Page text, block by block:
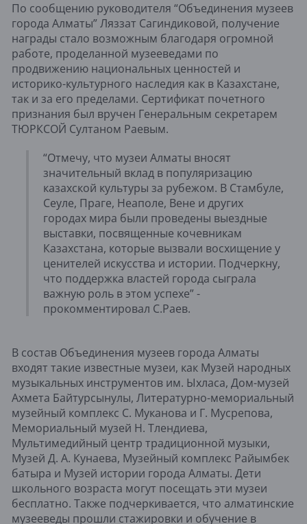
По сообщению руководителя “Объединения музеев
города Алматы” Ляззат Сагиндиковой, получение
награды стало возможным благодаря огромной
работе, проделанной музееведами по
продвижению национальных ценностей и
историко-культурного наследия как в Казахстане,
так и за его пределами. Сертификат почетного
признания был вручен Генеральным секретарем
ТЮРКСОЙ Султаном Раевым.
“Отмечу, что музеи Алматы вносят
значительный вклад в популяризацию
казахской культуры за рубежом. В Стамбуле,
Сеуле, Праге, Неаполе, Вене и других
городах мира были проведены выездные
выставки, посвященные кочевникам
Казахстана, которые вызвали восхищение у
ценителей искусства и истории. Подчеркну,
что поддержка властей города сыграла
важную роль в этом успехе” -
прокомментировал С.Раев.
В состав Объединения музеев города Алматы
входят такие известные музеи, как Музей народных
музыкальных инструментов им. Ыхласа, Дом-музей
Ахмета Байтурсынулы, Литературно-мемориальный
музейный комплекс С. Муканова и Г. Мусрепова,
Мемориальный музей Н. Тлендиева,
Мультимедийный центр традиционной музыки,
Музей Д. А. Кунаева, Музейный комплекс Райымбек
батыра и Музей истории города Алматы. Дети
школьного возраста могут посещать эти музеи
бесплатно. Также подчеркивается, что алматинские
музееведы прошли стажировки и обучение в